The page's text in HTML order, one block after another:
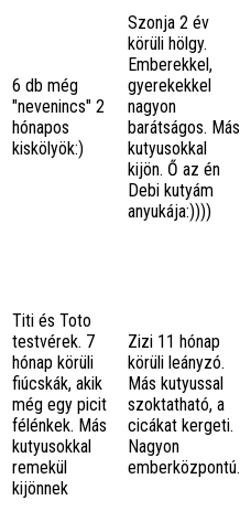
6 db még
"nevenincs" 2
hónapos
kiskölyök:)
Szonja 2 év
körüli hölgy.
Emberekkel,
gyerekekkel
nagyon
barátságos. Más
kutyusokkal
kijön. Ő az én
Debi kutyám
anyukája:))))
Titi és Toto
testvérek. 7
hónap körüli
fiúcskák, akik
még egy picit
félénkek. Más
kutyusokkal
remekül
kijönnek
Zizi 11 hónap
körüli leányzó.
Más kutyussal
szoktatható, a
cicákat kergeti.
Nagyon
emberközpontú.